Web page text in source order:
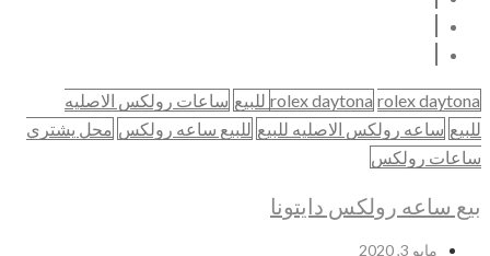
rolex daytona rolex daytona للبيع
ساعات رولكس الاصليه
للبيع ساعه رولكس الاصليه للبيع للبيع ساعه رولكس محل يشتري
ساعات رولكس
بيع ساعه رولكس دايتونا
مايو 3, 2020